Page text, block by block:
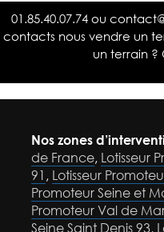
01.85.40.07.74 ou
contacts nous vendre un
un terrain ?
Nos zones
de France, Lotisseur
91 , Lotisseur
Promoteur Seine et
Promoteur Val de
Seine Saint Denis 93,